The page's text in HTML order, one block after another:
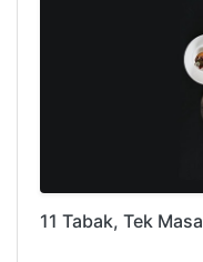
11 Tabak, Tek Masa